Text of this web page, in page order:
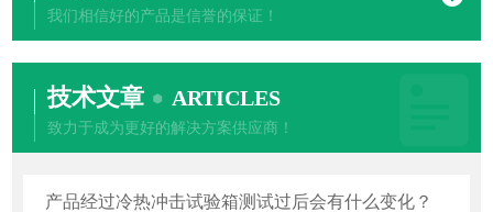
我们相信好的产品是信誉的保证！
技术文章 ARTICLES
致力于成为更好的解决方案供应商！
产品经过冷热冲击试验箱测试过后会有什么变化？